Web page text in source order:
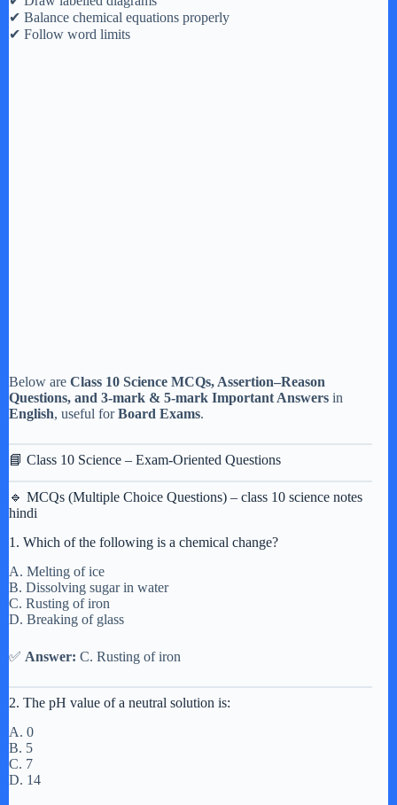
✔ Balance chemical equations properly
✔ Follow word limits
Below are Class 10 Science MCQs, Assertion–Reason
Questions, and 3-mark & 5-mark Important Answers in
English, useful forBoard Exams.
📘 Class 10 Science – Exam-Oriented Questions
🔹 MCQs (Multiple Choice Questions) – class 10 science notes
hindi
1. Which of the following is a chemical change?
A. Melting of ice
B. Dissolving sugar in water
C. Rusting of iron
D. Breaking of glass
✅ Answer: C. Rusting of iron
2. The pH value of a neutral solution is:
A. 0
B. 5
C. 7
D. 14